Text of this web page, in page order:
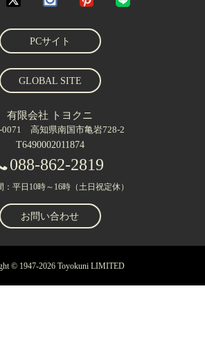
PCサイト
GLOBAL SITE
有限会社 トヨクニ
0071 高知県南国市亀岩728-2
T6490002011874
088-862-2819
：平日10時～16時（土日祝定休）
お問い合わせ
© 1947-2026 Toyokuni LIMITED